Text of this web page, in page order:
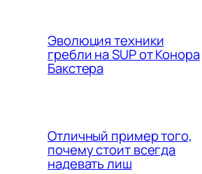
Эволюция техники
гребли на SUP от Конора
Бакстера
Отличный пример того,
почему стоит всегда
надевать лиш